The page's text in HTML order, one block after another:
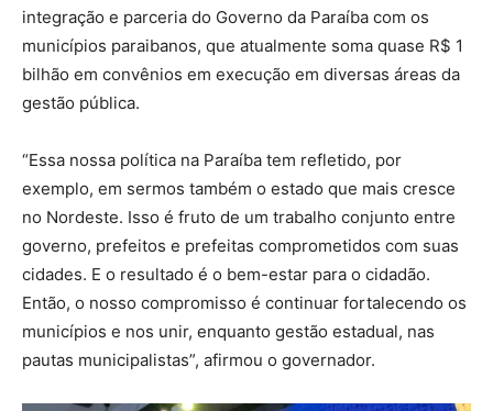
integração e parceria do Governo da Paraíba com os
municípios paraibanos, que atualmente soma quase R$ 1
bilhão em convênios em execução em diversas áreas da
gestão pública.
“Essa nossa política na Paraíba tem refletido, por
exemplo, em sermos também o estado que mais cresce
no Nordeste. Isso é fruto de um trabalho conjunto entre
governo, prefeitos e prefeitas comprometidos com suas
cidades. E o resultado é o bem-estar para o cidadão.
Então, o nosso compromisso é continuar fortalecendo os
municípios e nos unir, enquanto gestão estadual, nas
pautas municipalistas”, afirmou o governador.